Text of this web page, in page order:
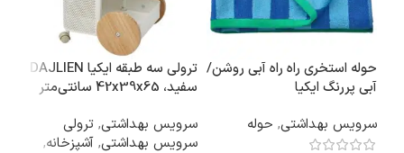
حوله استخری راه راه آبی روشن/
آبی پررنگ ایکیا
70×140 سانتی‌متر
سرویس بهداشتی, حوله
ترولی سه طبقه ایکیا DAJLIEN
سفید، 42x39x65 سانتی‌متر
سرویس بهداشتی, ترولی
سرویس بهداشتی, آشپزخانه,